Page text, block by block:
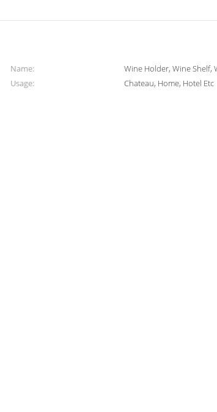
Name:
Wine Holder, Wine Shelf,
Usage:
Chateau, Home, Hotel Etc